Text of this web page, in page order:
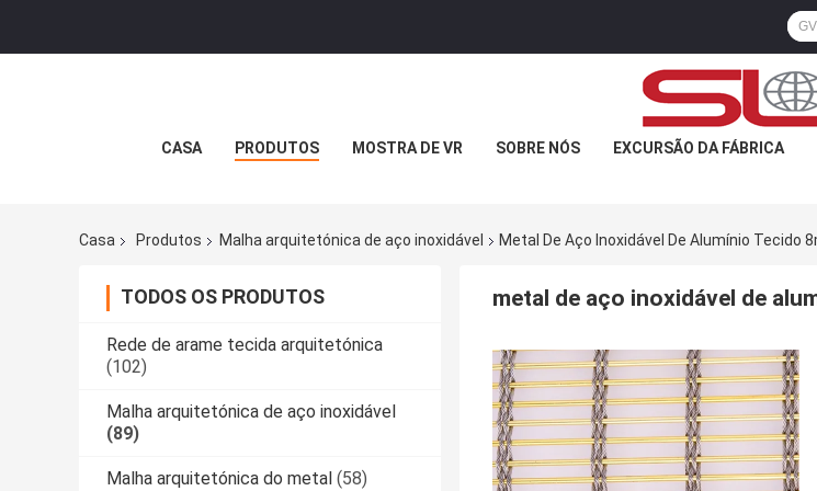
CASA PRODUTOS MOSTRA DE VR SOBRE NÓS EXCURSÃO DA FÁBRICA
Casa Produtos Malha arquitetónica de aço inoxidável Metal De Aço Inoxidável De Alumínio Tecido
TODOS OS PRODUTOS
Rede de arame tecida arquitetónica
(102)
Malha arquitetónica de aço inoxidável
(89)
Malha arquitetónica do metal (58)
metal de aço inoxidável de